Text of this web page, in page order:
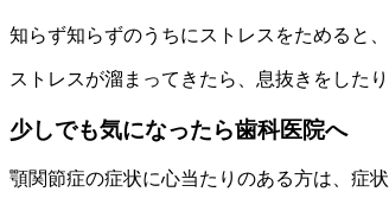
知らず知らずのうちにストレスをためると
ストレスが溜まってきたら、息抜きをした
少しでも気になったら歯科医院へ
顎関節症の症状に心当たりのある方は、症